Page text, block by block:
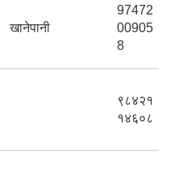
खानेपानी
97472
00905
8
९८४२१
१४६०८